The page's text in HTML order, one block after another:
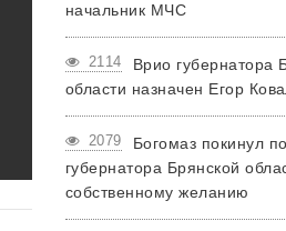
начальник МЧС
2114
Врио губернатора
области назначен Егор
2079
Богомаз покинул
губернатора Брянской
собственному желанию